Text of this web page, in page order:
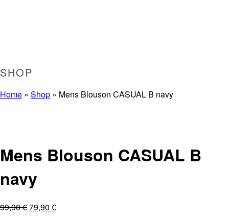
SHOP
Home » Shop » Mens Blouson CASUAL B navy
Mens Blouson CASUAL B
navy
99,90€79,90 €